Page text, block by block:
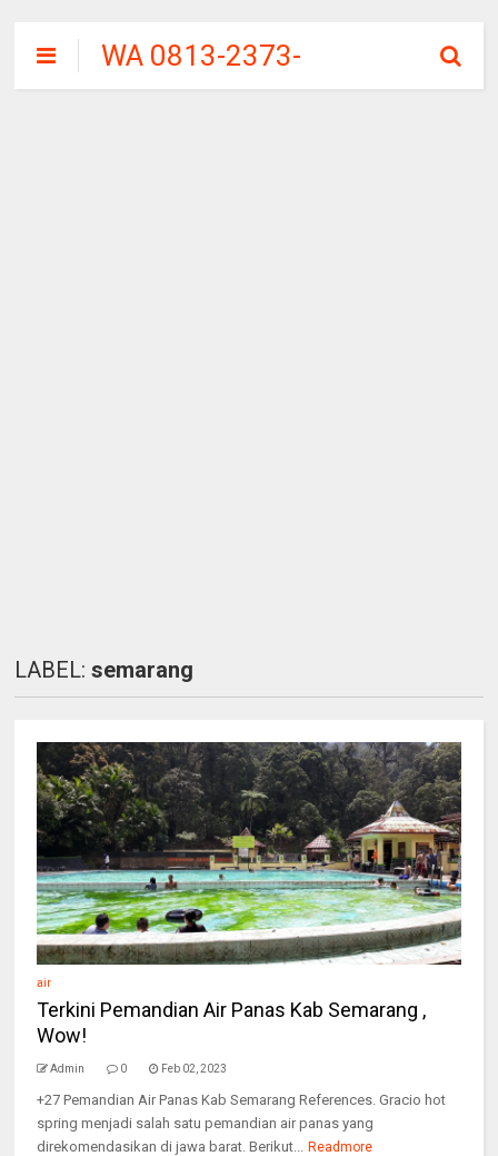
WA 0813-2373-
9973 | WALINI
LABEL:semarang
air
Terkini Pemandian Air Panas Kab Semarang ,
Wow!
Admin 0 Feb 02, 2023
+27 Pemandian Air Panas Kab Semarang References. Gracio hot
spring menjadi salah satu pemandian air panas yang
direkomendasikan di jawa barat. Berikut... Readmore